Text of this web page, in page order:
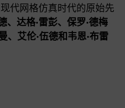
代网格仿真时代的原始先
、达格·雷彭、保罗·德梅
、艾伦·伍德和韦恩·布雷